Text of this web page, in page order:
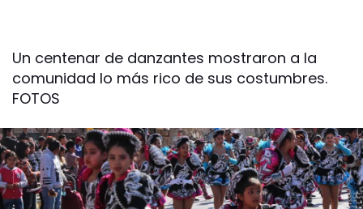
Un centenar de danzantes mostraron a la
comunidad lo más rico de sus costumbres.
FOTOS